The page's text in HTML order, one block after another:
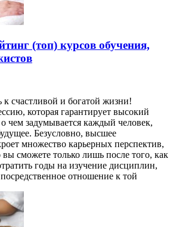
(топ) курсов обучения,
к счастливой и богатой жизни!
которая гарантирует высокий
чем задумывается каждый человек,
Безусловно, высшее
множество карьерных перспектив,
вы сможете только лишь после того, как
годы на изучение дисциплин,
отношение к той